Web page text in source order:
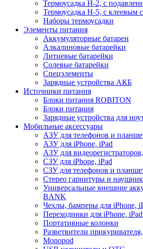
Термоусадка H-2, с
Термоусадка H-5, с клеевым
Наборы термоусадки
Элементы питания
Аккумуляторные батареи
Алкалиновые батарейки
Литиевые батарейки
Солевые батарейки
Спецэлементы
Зарядные устройства АКБ
Источники питания
Блоки питания ROBITON
Блоки питания
Зарядные устройства для
Мобильные аксессуары
АЗУ для телефонов и
АЗУ для iPhone, iPad
АЗУ для
СЗУ для iPhone, iPad
СЗУ для телефонов и
Стерео гарнитуры и
Универсальные внешние
BANK
Чехлы, бамперы для iPhone,
Переходники для iPhone, iPad
Портативные колонки
Разветвители
Monopod